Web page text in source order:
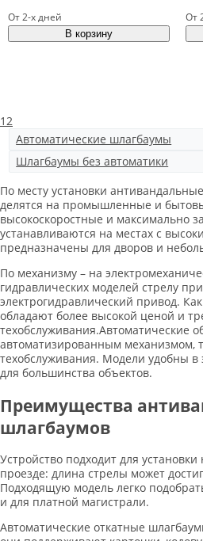
От 2-х дней От
12
Автоматические шлагбаумы
Шлагбаумы без автоматики
По месту установки
делятся на промышленные и
высокоскоростные и максимально
устанавливаются на местах с
предназначены для дворов и
По механизму – на
гидравлических моделей стрелу
электрогидравлический привод.
обладают более высокой ценой и
техобслуживания.Автоматические
автоматизированным механизмом,
техобслуживания. Модели удобны в
для большинства объектов.
Преимущества
шлагбаумов
Устройство подходит для
проезде: длина стрелы может
Подходящую модель легко
и для платной магистрали.
Автоматические откатные